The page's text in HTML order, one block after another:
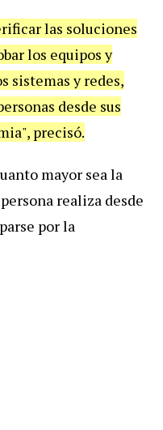
las soluciones
los equipos y
sistemas y redes,
desde sus
precisó.
mayor sea la
realiza desde
por la